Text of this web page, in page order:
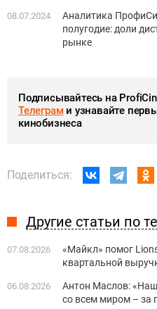
08.07.2024
Аналитика
полугодие: доли
рынке
Подписывайтесь на
Телеграми узнавайте
кинобизнеса
Поделиться:
Другие статьи по
07.08.2026
«Майкл» помог
квартальной
06.08.2026
Антон Маслов:
со всем миром – за